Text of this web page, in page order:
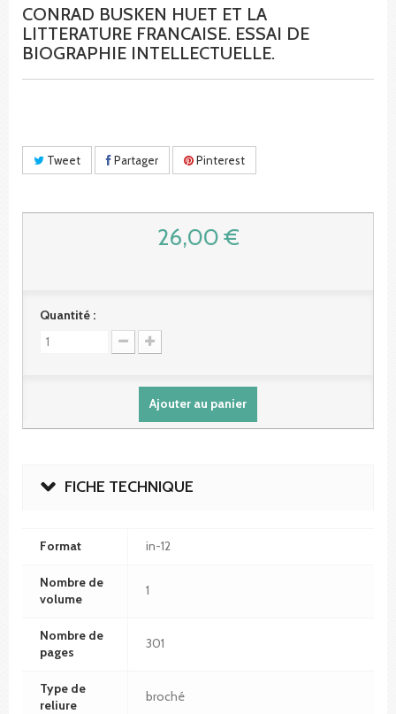
CONRAD BUSKEN HUET ET LA
LITTERATURE FRANCAISE. ESSAI DE
BIOGRAPHIE INTELLECTUELLE.
Tweet Partager Pinterest
26,00 €
Quantité :
Ajouter au panier
FICHE TECHNIQUE
Format in-12
Nombre de
volume
1
Nombre de
pages
301
Type de
reliure
broché